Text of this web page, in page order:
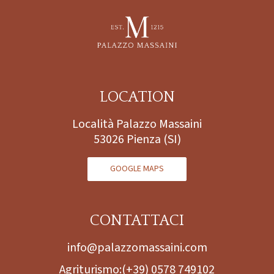
LOCATION
Località Palazzo Massaini
53026 Pienza (SI)
GOOGLE MAPS
CONTATTACI
info@palazzomassaini.com
Agriturismo:(+39) 0578 749102